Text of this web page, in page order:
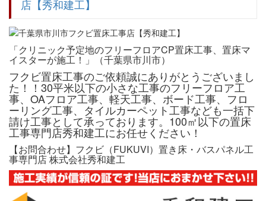
店【秀和建工】
「クリニック予定地のフリーフロアCP置床工事、置床マ
イスターが施工！」（千葉県市川市）
フクビ置床工事のご依頼誠にありがとうございまし
た！！30平米以下の小さな工事のフリーフロア工
事、OAフロア工事、軽天工事、ボード工事、フロ
ーリング工事、タイルカーペット工事なども一括下
請け工事として承っております。100㎡以下の置床
工事専門店秀和建工にお任せください！
【お問合わせ】フクビ（FUKUVI）置き床・バスパネル工
事専門店 株式会社秀和建工